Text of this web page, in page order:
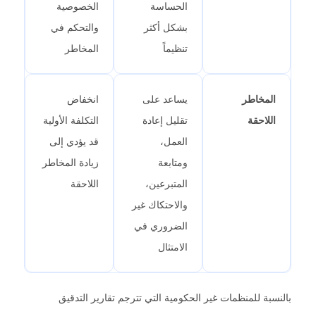
الحساسة
بشكل أكثر
تنظيماً
الخصوصية
والتحكم في
المخاطر
المخاطر
اللاحقة
يساعد على
تقليل إعادة
العمل،
ومتابعة
المتبرعين،
والاحتكاك غير
الضروري في
الامتثال
انخفاض
التكلفة الأولية
قد يؤدي إلى
زيادة المخاطر
اللاحقة
بالنسبة للمنظمات غير الحكومية التي تترجم تقارير التدقيق